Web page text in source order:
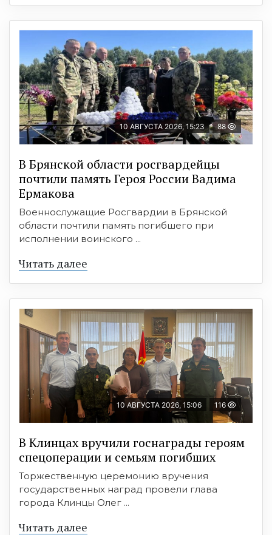
10 АВГУСТА 2026, 15:23 88
В Брянской области росгвардейцы
почтили память Героя России Вадима
Ермакова
Военнослужащие Росгвардии в Брянской
области почтили память погибшего при
исполнении воинского ...
Читать далее
10 АВГУСТА 2026, 15:06 116
В Клинцах вручили госнаграды героям
спецоперации и семьям погибших
Торжественную церемонию вручения
государственных наград провели глава
города Клинцы Олег ...
Читать далее